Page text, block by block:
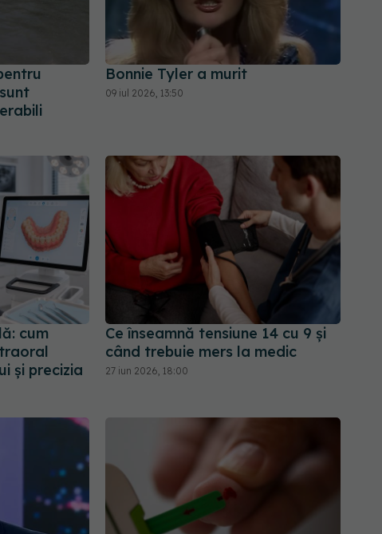
Bonnie Tyler a murit
09 iul 2026, 13:50
cum
și precizia
Ce înseamnă tensiune 14 cu 9 și
când trebuie mers la medic
27 iun 2026, 18:00